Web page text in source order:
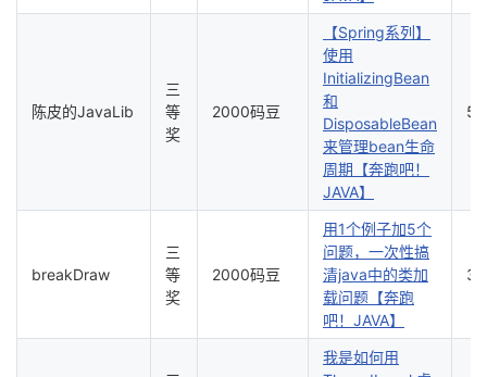
陈皮的JavaLib
三
等
奖
2000码豆
【Spring系列】
使用
InitializingBean
和
DisposableBean
来管理bean生命
周期【奔跑吧！
JAVA】
5
breakDraw
三
等
奖
2000码豆
用1个例子加5个
问题，一次性搞
清java中的类加
载问题【奔跑
吧！JAVA】
3
我是如何用